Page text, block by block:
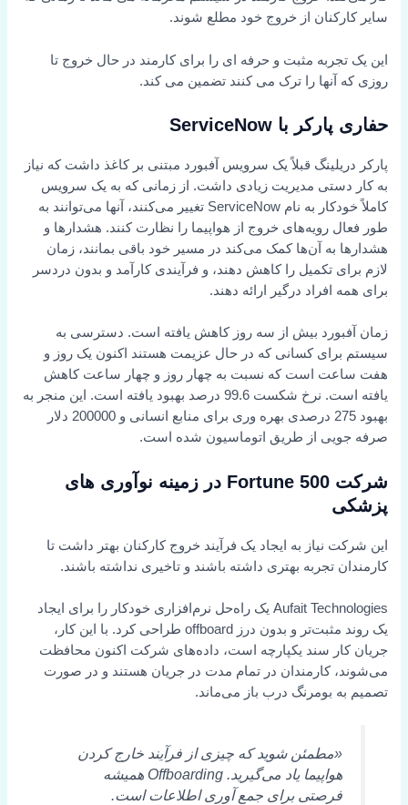
سایر کارکنان از خروج خود مطلع شوند.
این یک تجربه مثبت و حرفه ای را برای کارمند در حال خروج تا
روزی که آنها را ترک می کنند تضمین می کند.
حفاری پارکر با ServiceNow
پارکر دریلینگ قبلاً یک سرویس آفبورد مبتنی بر کاغذ داشت که نیاز
به کار دستی مدیریت زیادی داشت. از زمانی که به یک سرویس
کاملاً خودکار به نام ServiceNow تغییر می‌کنند، آنها می‌توانند به
طور فعال رویه‌های خروج از هواپیما را نظارت کنند. هشدارها و
هشدارها به آن‌ها کمک می‌کند در مسیر خود باقی بمانند، زمان
لازم برای تکمیل را کاهش دهند، و فرآیندی کارآمد و بدون دردسر
برای همه افراد درگیر ارائه دهند.
زمان آفبورد بیش از سه روز کاهش یافته است. دسترسی به
سیستم برای کسانی که در حال عزیمت هستند اکنون یک روز و
هفت ساعت است که نسبت به چهار روز و چهار ساعت کاهش
یافته است. نرخ شکست 99.6 درصد بهبود یافته است. این منجر به
بهبود 275 درصدی بهره وری برای منابع انسانی و 200000 دلار
صرفه جویی از طریق اتوماسیون شده است.
شرکت Fortune 500 در زمینه نوآوری های
پزشکی
این شرکت نیاز به ایجاد یک فرآیند خروج کارکنان بهتر داشت تا
کارمندان تجربه بهتری داشته باشند و تاخیری نداشته باشند.
Aufait Technologies یک راه‌حل نرم‌افزاری خودکار را برای ایجاد
یک روند مثبت‌تر و بدون درز offboard طراحی کرد. با این کار،
جریان کار سند یکپارچه است، داده‌های شرکت اکنون محافظت
می‌شوند، کارمندان در تمام مدت در جریان هستند و در صورت
تصمیم به بومرنگ درب باز می‌ماند.
«مطمئن شوید که چیزی از فرآیند خارج کردن
هواپیما یاد می‌گیرید. Offboarding همیشه
فرصتی برای جمع آوری اطلاعات است.